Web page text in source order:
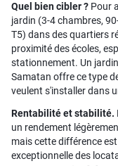
Quel bien cibler ? Pour
jardin (3-4 chambres,
T5) dans des quartiers
proximité des écoles,
stationnement. Un
Samatan offre ce type
veulent s'installer dans
Rentabilité et stabilité.
un rendement
mais cette différence
exceptionnelle des